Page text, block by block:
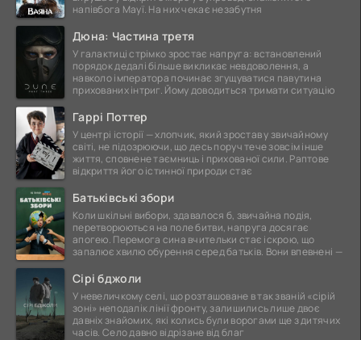
напівбога Мауї. На них чекає незабутня
Дюна: Частина третя
У галактиці стрімко зростає напруга: встановлений
порядок дедалі більше викликає невдоволення, а
навколо імператора починає згущуватися павутина
прихованих інтриг. Йому доводиться тримати ситуацію
Гаррі Поттер
У центрі історії — хлопчик, який зростав у звичайному
світі, не підозрюючи, що десь поруч тече зовсім інше
життя, сповнене таємниць і прихованої сили. Раптове
відкриття його істинної природи стає
Батьківські збори
Коли шкільні вибори, здавалося б, звичайна подія,
перетворюються на поле битви, напруга досягає
апогею. Перемога сина вчительки стає іскрою, що
запалює хвилю обурення серед батьків. Вони впевнені —
Сірі бджоли
У невеличкому селі, що розташоване в так званій «сірій
зоні» неподалік лінії фронту, залишились лише двоє
давніх знайомих, які колись були ворогами ще з дитячих
часів. Село давно відрізане від благ